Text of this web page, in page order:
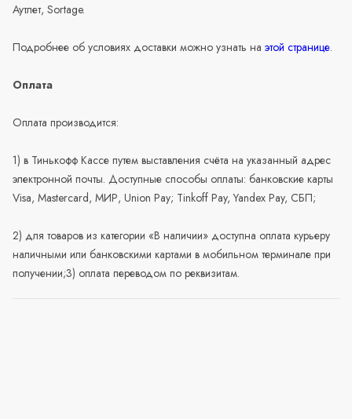
Аутлет, Sortage.
Подробнее об условиях доставки можно узнать на этой странице.
Оплата
Оплата производится:
1) в Тинькофф Кассе путем выставления счёта на указанный адрес
электронной почты. Доступные способы оплаты: банковские карты
Visa, Mastercard, МИР, Union Pay; Tinkoff Pay, Yandex Pay, СБП;
2) для товаров из категории «В наличии» доступна оплата курьеру
наличными или банковскими картами в мобильном терминале при
получении;3) оплата переводом по реквизитам.